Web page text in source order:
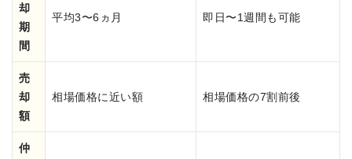
却
期
間
平均3〜6ヵ月 即日〜1週間も可能
売
却
額
相場価格に近い額 相場価格の7割前後
仲